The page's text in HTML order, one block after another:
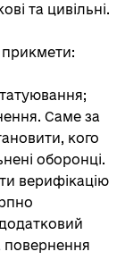
та цивільні.
прикмети:
Саме за
кого
оборонці.
верифікацію
повернення